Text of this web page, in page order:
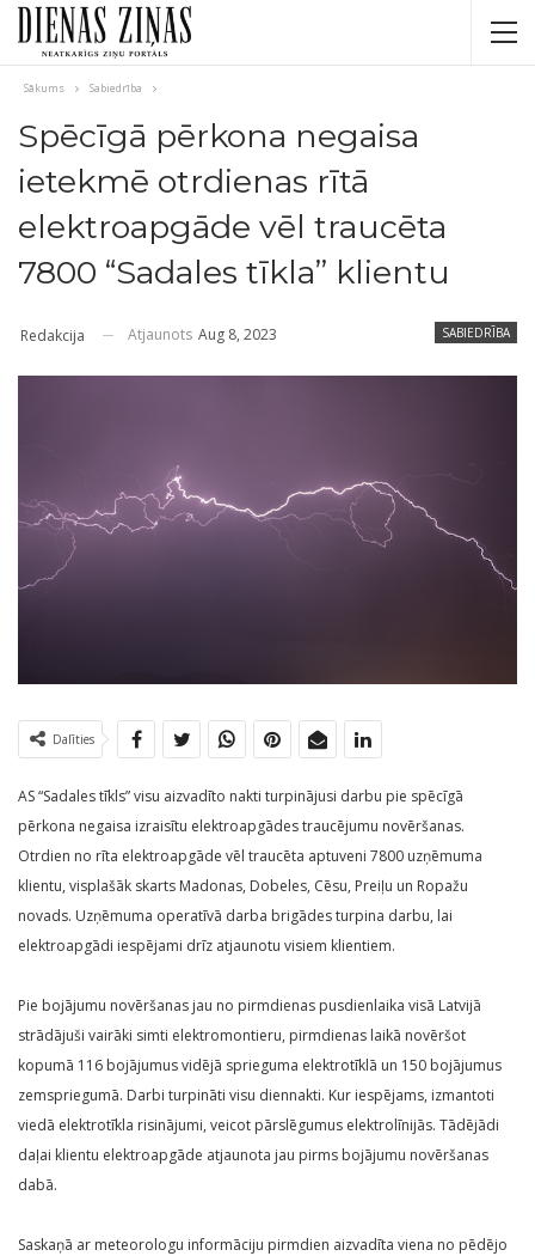
Sākums Sabiedrība
Spēcīgā pērkona negaisa
ietekmē otrdienas rītā
elektroapgāde vēl traucēta
7800 “Sadales tīkla” klientu
SABIEDRĪBA
Redakcija Atjaunots Aug 8, 2023
Dalīties
AS “Sadales tīkls” visu aizvadīto nakti turpinājusi darbu pie spēcīgā
pērkona negaisa izraisītu elektroapgādes traucējumu novēršanas.
Otrdien no rīta elektroapgāde vēl traucēta aptuveni 7800 uzņēmuma
klientu, visplašāk skarts Madonas, Dobeles, Cēsu, Preiļu un Ropažu
novads. Uzņēmuma operatīvā darba brigādes turpina darbu, lai
elektroapgādi iespējami drīz atjaunotu visiem klientiem.
Pie bojājumu novēršanas jau no pirmdienas pusdienlaika visā Latvijā
strādājuši vairāki simti elektromontieru, pirmdienas laikā novēršot
kopumā 116 bojājumus vidējā sprieguma elektrotīklā un 150 bojājumus
zemspriegumā. Darbi turpināti visu diennakti. Kur iespējams, izmantoti
viedā elektrotīkla risinājumi, veicot pārslēgumus elektrolīnijās. Tādējādi
daļai klientu elektroapgāde atjaunota jau pirms bojājumu novēršanas
dabā.
Saskaņā ar meteorologu informāciju pirmdien aizvadīta viena no pēdējo